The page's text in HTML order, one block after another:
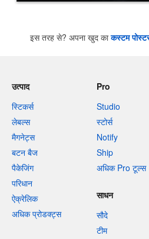
इस तरह से? अपना खुद काकस्टम
उत्पाद
स्टिकर्स
लेबल्स
मैगनेट्स
बटन बैज
पैकेजिंग
परिधान
ऐक्रेलिक
अधिक प्रोडक्ट्स
Pro
Studio
स्टोर्स
Notify
Ship
अधिक Pro टूल्स
साधन
सौदे
टीम